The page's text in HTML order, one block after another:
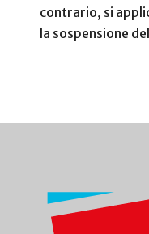
contrario, si
la sospensione